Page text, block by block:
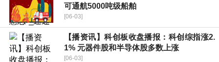
可通航5000吨级船舶
[06-03]
【播资讯】科创板收盘播报：科创综指涨2.
1% 元器件股和半导体股多数上涨
[06-03]